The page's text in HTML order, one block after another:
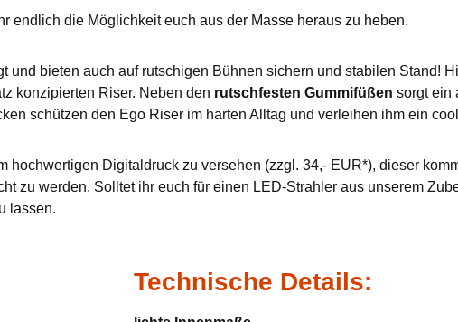
endlich die Möglichkeit euch aus der Masse heraus zu heben.
bieten auch auf rutschigen Bühnen sichern und stabilen Stand!
konzipierten Riser. Neben den rutschfesten Gummifüßen sorgt ein
schützen den Ego Riser im harten Alltag und verleihen ihm ein
Digitaldruck zu versehen (zzgl. 34,- EUR*), dieser
zu werden. Solltet ihr euch für einen LED-Strahler aus unserem
lassen.
Technische Details: